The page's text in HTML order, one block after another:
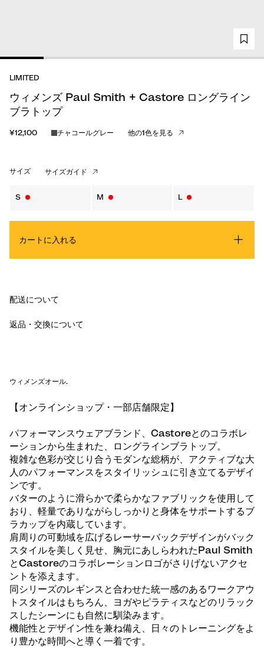
LIMITED
ウィメンズ Paul Smith + Castore ロングライン
ブラトップ
¥12,100 チャコールグレー 他の1色を見る
サイズ サイズガイド
S M L
カートに入れる
配送について
返品・交換について
ウィメンズオール.
【オンラインショップ・一部店舗限定】
パフォーマンスウェアブランド、Castoreとのコラボレ
ーションから生まれた、ロングラインブラトップ。
複雑な色彩が交じり合うモダンな総柄が、アクティブな大
人のパフォーマンスをスタイリッシュに引き立てるデザイ
ンです。
バターのように滑らかで柔らかなファブリックを使用して
おり、軽量でありながらしっかりと身体をサポートするブ
ラカップを内蔵しています。
肩周りの可動域を広げるレーサーバックデザインがバック
スタイルを美しく見せ、胸元にあしらわれたPaul Smith
とCastoreのコラボレーションロゴがさりげないアクセ
ントを添えます。
同シリーズのレギンスと合わせた統一感のあるワークアウ
トスタイルはもちろん、ヨガやピラティスなどのリラック
スしたシーンにも自然に馴染みます。
機能性とデザイン性を兼ね備え、日々のトレーニングをよ
り豊かな時間へと導く一着です。